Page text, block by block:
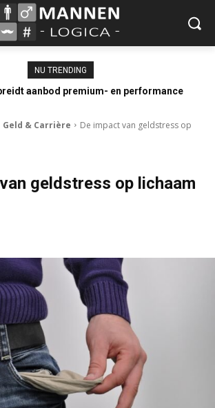
NU TRENDING
aanbod premium- en performance
Geld & Carrière
De impact van geldstress op
geldstress op lichaam